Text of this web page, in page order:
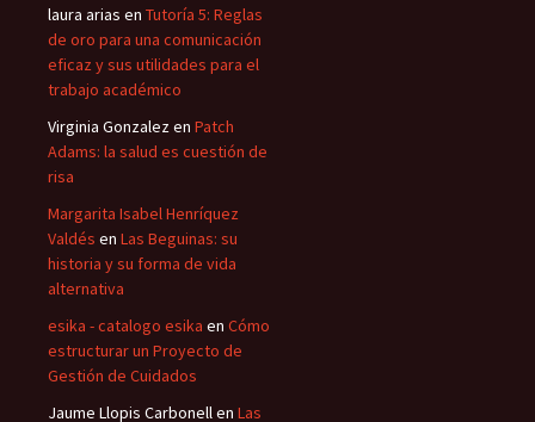
laura arias en Tutoría 5: Reglas
de oro para una comunicación
eficaz y sus utilidades para el
trabajo académico
Virginia Gonzalezen Patch
Adams: la salud es cuestión de
risa
Margarita Isabel Henríquez
Valdés en Las Beguinas: su
historia y su forma de vida
alternativa
esika - catalogo esika en Cómo
estructurar un Proyecto de
Gestión de Cuidados
Jaume Llopis Carbonellen Las